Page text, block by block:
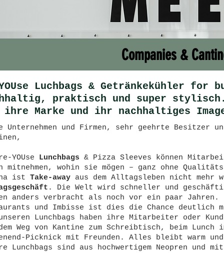
Companies &
Luchbags & Getränkekühler for
praktisch und super stylisch.
Marke und ihr nachhaltiges
Unternehmen und Firmen, sehr geehrte Besitzer
YOUse Lunchbags & Pizza Sleeves können
mitnehmen, wohin sie mögen – ganz ohne
ist Take-awayaus dem Alltagsleben nicht mehr
. Die Welt wird schneller und
anders verbracht als noch vor ein paar Jahren.
und Imbisse ist dies die Chance deutlich
Lunchbags haben ihre Mitarbeiter oder
Weg von Kantine zum Schreibtisch, beim Lunch
Picknick mit Freunden. Alles bleibt warm
Lunchbags sind aus hochwertigem Neopren und